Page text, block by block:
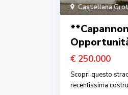
Castellana
€ 250.000
Scopri questo
recentissima